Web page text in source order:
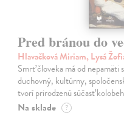
Pred bránou do
Hlavačková Miriam, Lysá
Smrť človeka má od
duchovný, kultúrny,
tvorí prirodzenú súčasť
Na sklade ?